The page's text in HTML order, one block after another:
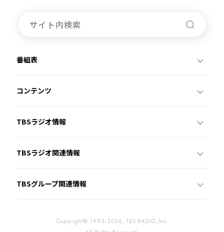
番組表
コンテンツ
TBSラジオ情報
TBSラジオ関連情報
TBSグループ関連情報
Copyright© 1995-2026, TBS RADIO,Inc.